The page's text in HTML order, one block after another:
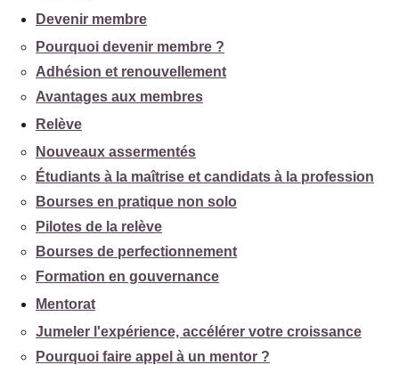
Devenir membre
Pourquoi devenir membre ?
Adhésion et renouvellement
Avantages aux membres
Relève
Nouveaux assermentés
Étudiants à la maîtrise et candidats à la profession
Bourses en pratique non solo
Pilotes de la relève
Bourses de perfectionnement
Formation en gouvernance
Mentorat
Jumeler l'expérience, accélérer votre croissance
Pourquoi faire appel à un mentor ?